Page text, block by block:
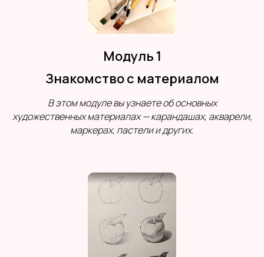
Модуль 1
Знакомство с материалом
В этом модуле вы узнаете об основных
художественных материалах — карандашах, акварели,
маркерах, пастели и других.